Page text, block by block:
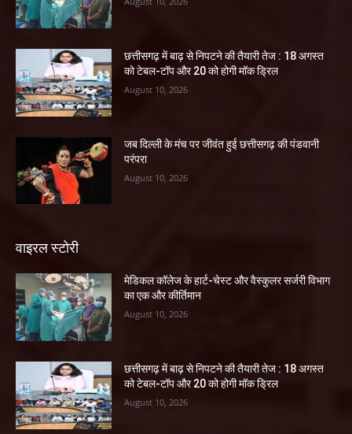
छत्तीसगढ़ में बाढ़ से निपटने की तैयारी तेज : 18 अगस्त
को टेबल-टॉप और 20 को होगी मॉक ड्रिल
August 10, 2026
जब दिल्ली के मंच पर जीवंत हुई छत्तीसगढ़ की पंडवानी
परंपरा
August 10, 2026
वाइरल स्टोरी
​मेडिकल कॉलेज के हार्ट-चेस्ट और वैस्कुलर सर्जरी विभाग
का एक और कीर्तिमान
August 10, 2026
छत्तीसगढ़ में बाढ़ से निपटने की तैयारी तेज : 18 अगस्त
को टेबल-टॉप और 20 को होगी मॉक ड्रिल
August 10, 2026